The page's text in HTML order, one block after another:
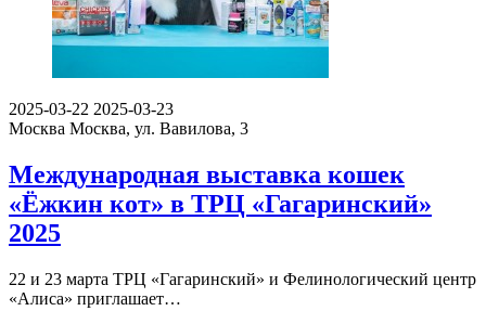
2025-03-22 2025-03-23
Москва Москва, ул. Вавилова, 3
Международная выставка кошек
«Ёжкин кот» в ТРЦ «Гагаринский»
2025
22 и 23 марта ТРЦ «Гагаринский» и Фелинологический центр
«Алиса» приглашает…